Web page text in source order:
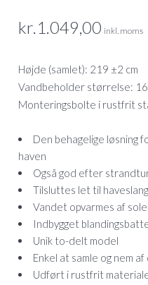
kr.1.049,00 inkl. moms
Højde (samlet): 219 ±2 cm
Vandbeholder størrelse:
Monteringsbolte i rustfrit
Den behagelige løsning
haven
Også god efter
Tilsluttes let til
Vandet opvarmes af
Indbygget
Unik to-delt model
Enkel at samle og nem
Udført i rustfrit